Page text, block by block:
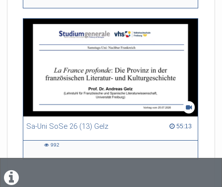
Sa-Uni SoSe 26 (13) Gelz 55:13
55:13 duration
992